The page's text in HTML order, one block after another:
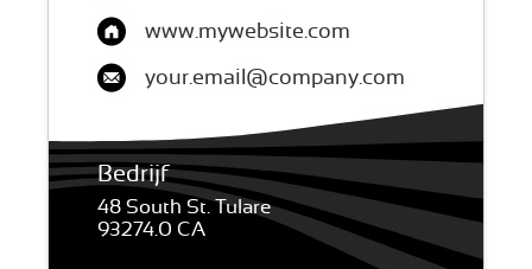
48 South St. Tulare
93274.0 CA
your.email@company.com
Bedrijf
www.mywebsite.com